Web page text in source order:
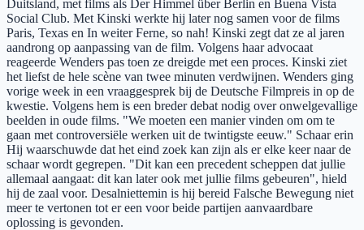
Duitsland, met films als Der Himmel über Berlin en Buena Vista
Social Club. Met Kinski werkte hij later nog samen voor de films
Paris, Texas en In weiter Ferne, so nah! Kinski zegt dat ze al jaren
aandrong op aanpassing van de film. Volgens haar advocaat
reageerde Wenders pas toen ze dreigde met een proces. Kinski ziet
het liefst de hele scène van twee minuten verdwijnen. Wenders ging
vorige week in een vraaggesprek bij de Deutsche Filmpreis in op de
kwestie. Volgens hem is een breder debat nodig over onwelgevallige
beelden in oude films. "We moeten een manier vinden om om te
gaan met controversiële werken uit de twintigste eeuw." Schaar erin
Hij waarschuwde dat het eind zoek kan zijn als er elke keer naar de
schaar wordt gegrepen. "Dit kan een precedent scheppen dat jullie
allemaal aangaat: dit kan later ook met jullie films gebeuren", hield
hij de zaal voor. Desalniettemin is hij bereid Falsche Bewegung niet
meer te vertonen tot er een voor beide partijen aanvaardbare
oplossing is gevonden.